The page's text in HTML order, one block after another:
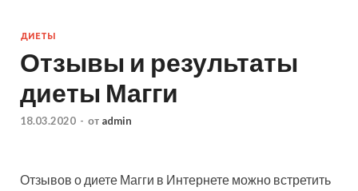
ДИЕТЫ
Отзывы и результаты
диеты Магги
18.03.2020 - от admin
Отзывов о диете Магги в Интернете можно встретить